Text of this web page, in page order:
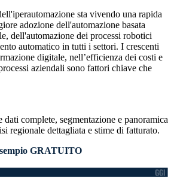
sta vivendo una rapida
adozione dell'automazione basata
dell'automazione dei processi robotici
automatico in tutti i settori. I crescenti
digitale, nell’efficienza dei costi e
aziendali sono fattori chiave che
dati complete, segmentazione e panoramica
regionale dettagliata e stime di fatturato.
GRATUITO